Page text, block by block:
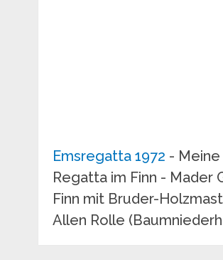
Emsregatta 1972 - Meine
Regatta im Finn - Mader
Finn mit Bruder-
Allen Rolle